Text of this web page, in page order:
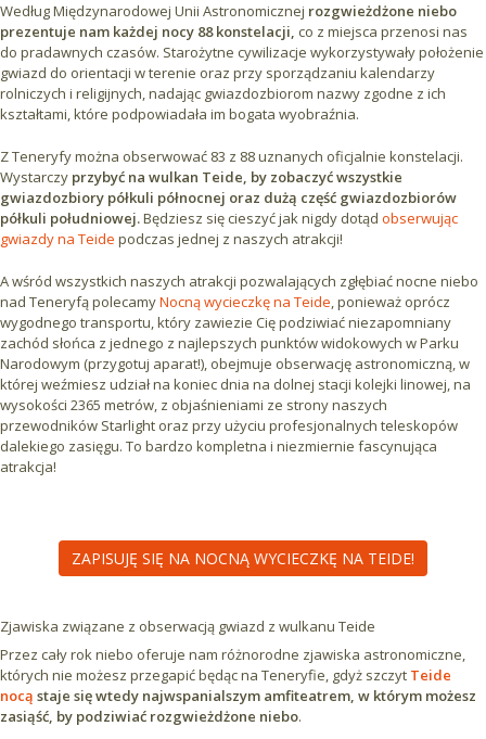
Według Międzynarodowej Unii Astronomicznej rozgwieżdżone niebo
prezentuje nam każdej nocy 88 konstelacji, co z miejsca przenosi nas
do pradawnych czasów. Starożytne cywilizacje wykorzystywały położenie
gwiazd do orientacji w terenie oraz przy sporządzaniu kalendarzy
rolniczych i religijnych, nadając gwiazdozbiorom nazwy zgodne z ich
kształtami, które podpowiadała im bogata wyobraźnia.
Z Teneryfy można obserwować 83 z 88 uznanych oficjalnie konstelacji.
Wystarczy przybyć na wulkan Teide, by zobaczyć wszystkie
gwiazdozbiory półkuli północnej oraz dużą część gwiazdozbiorów
półkuli południowej.Będziesz się cieszyć jak nigdy dotąd obserwując
gwiazdy na Teide podczas jednej z naszych atrakcji!
A wśród wszystkich naszych atrakcji pozwalających zgłębiać nocne niebo
nad Teneryfą polecamyNocną wycieczkę na Teide, ponieważ oprócz
wygodnego transportu, który zawiezie Cię podziwiaćniezapomniany
zachód słońca z jednego z najlepszych punktów widokowych w Parku
Narodowym (przygotuj aparat!), obejmuje obserwację astronomiczną, w
której weźmiesz udział na koniec dnia na dolnej stacji kolejki linowej, na
wysokości 2365 metrów, z objaśnieniami ze strony naszych
przewodników Starlight oraz przy użyciu profesjonalnych teleskopów
dalekiego zasięgu. To bardzo kompletna i niezmiernie fascynująca
atrakcja!
ZAPISUJĘ SIĘ NA NOCNĄ WYCIECZKĘ NA TEIDE!
Zjawiska związane z obserwacją gwiazd z wulkanu Teide
Przez cały rok niebo oferuje nam różnorodne zjawiska astronomiczne,
których nie możesz przegapić będąc na Teneryfie, gdyż szczyt Teide
nocą staje się wtedy najwspanialszym amfiteatrem, w którym możesz
zasiąść, by podziwiać rozgwieżdżone niebo.